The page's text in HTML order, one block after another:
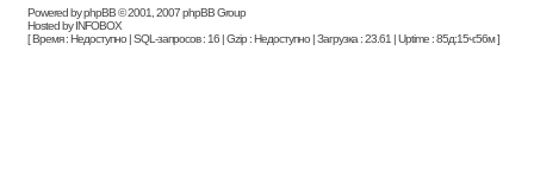
Powered by phpBB © 2001, 2007 phpBB Group
Hosted by INFOBOX
[ Время : Недоступно | SQL-запросов : 16 | Gzip : Недоступно | Загрузка : 23.61 | Uptime : 85д:15ч:56м ]